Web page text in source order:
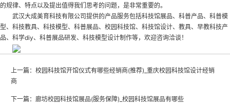
的规律、特点以及提出值得我们思考的问题，是非常重要的。
武汉大成美育科技有限公司提供的产品服务包括科技馆展品、科普产品、科普模
型、科技教具、科技模型、科普展品、校园科技馆、科技馆设计、教具、早教科技产
品、科学diy、科普展品研发、科技模型设计制作等，欢迎咨询洽谈！
上一篇： 校园科技馆开馆仪式有哪些经销商(推荐)_重庆校园科技馆设计经销
商
下一篇： 廊坊校园科技馆展品(服务保障)_校园科技馆展品有哪些